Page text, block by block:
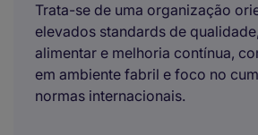
Trata-se de uma organização
elevados standards de
alimentar e melhoria contínua,
em ambiente fabril e foco no
normas internacionais.